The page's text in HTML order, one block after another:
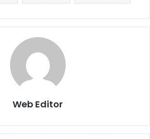
Web Editor